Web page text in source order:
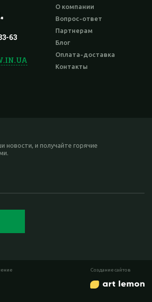
63
О компании
Вопрос-ответ
Партнерам
Блог
Оплата-доставка
Контакты
новости, и получайте горячие
Cоздание сайтов